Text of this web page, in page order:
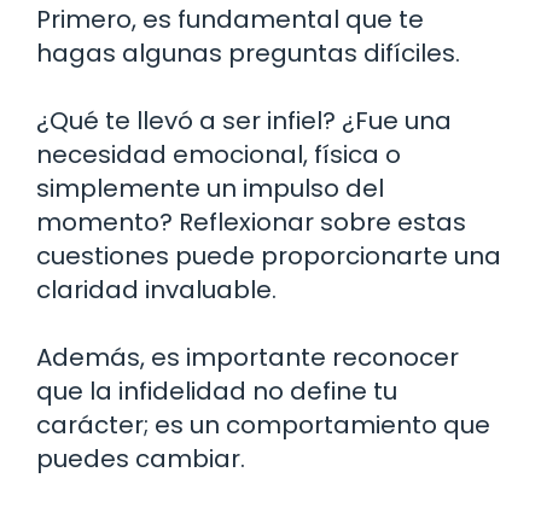
Primero, es fundamental que te
hagas algunas preguntas difíciles.
¿Qué te llevó a ser infiel? ¿Fue una
necesidad emocional, física o
simplemente un impulso del
momento? Reflexionar sobre estas
cuestiones puede proporcionarte una
claridad invaluable.
Además, es importante reconocer
que la infidelidad no define tu
carácter; es un comportamiento que
puedes cambiar.